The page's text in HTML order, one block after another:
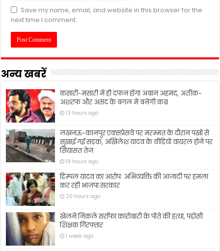
Save my name, email, and website in this browser for the
next time I comment.
अन्य खबरें
कसारी-मसारी में ही दफन होगा अबान अहमद, अतीक-
अशरफ और असद के बगल में बनेगी कब्र
13 hours ago
लखनऊ-कानपुर एक्सप्रेसवे पर मरम्मत के दौरान पंखों से
सुखाई गई सड़क, अखिलेश यादव के वीडियो वायरल होने पर
सियासत तेज
19 hours ago
डिम्पल यादव का आरोप: अभिव्यक्ति की आजादी पर हमला
कर रही भाजपा सरकार
20 hours ago
खेलने निकले सर्राफा कारोबारी के पोते की हत्या, पड़ोसी
शिक्षक गिरफ्तार
1 week ago